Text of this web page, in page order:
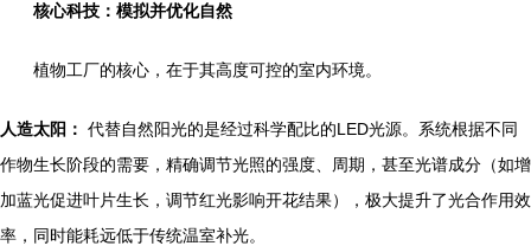
核心科技：模拟并优化自然
植物工厂的核心，在于其高度可控的室内环境。
人造太阳： 代替自然阳光的是经过科学配比的LED光源。系统根据不同
作物生长阶段的需要，精确调节光照的强度、周期，甚至光谱成分（如增
加蓝光促进叶片生长，调节红光影响开花结果），极大提升了光合作用效
率，同时能耗远低于传统温室补光。